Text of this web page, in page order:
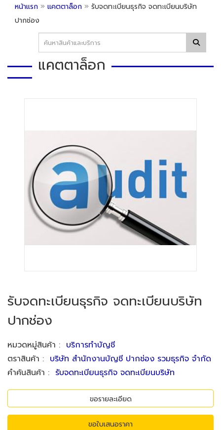
หน้าแรก » แคตตาล็อก » รับจดทะเบียนธุรกิจ จดทะเบียนบริษัท
ปากช่อง
แคตตาล็อก
รับจดทะเบียนธุรกิจ จดทะเบียนบริษัท
ปากช่อง
หมวดหมู่สินค้า : บริการทำบัญชี
ตราสินค้า : บริษัท สำนักงานบัญชี ปากช่อง รวมธุรกิจ จำกัด
คำค้นสินค้า : รับจดทะเบียนธุรกิจ จดทะเบียนบริษัท
ขอรายละเอียด
ขอใบเสนอราคา